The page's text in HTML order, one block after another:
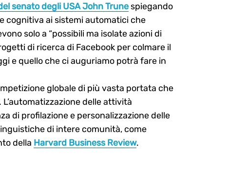
senato degli USA John Trunespiegando
cognitiva ai sistemi automatici che
solo a “possibili ma isolate azioni di
di ricerca di Facebook per colmare il
e quello che ci auguriamo potrà fare in
globale di più vasta portata che
delle attività
di profilazione e personalizzazione delle
di intere comunità, come
della Harvard Business Review.